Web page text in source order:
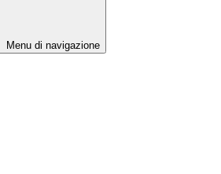
Menu di navigazione